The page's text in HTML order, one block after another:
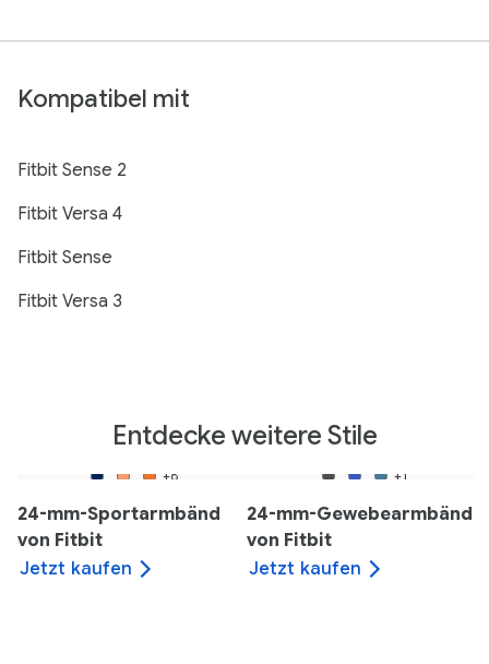
Kompatibel mit
Fitbit Sense 2
Fitbit Versa 4
Fitbit Sense
Fitbit Versa 3
Entdecke weitere Stile
+8
24-mm-Sportarmbänd
von Fitbit
Jetzt kaufen
+1
24-mm-Gewebearmbänd
von Fitbit
Jetzt kaufen